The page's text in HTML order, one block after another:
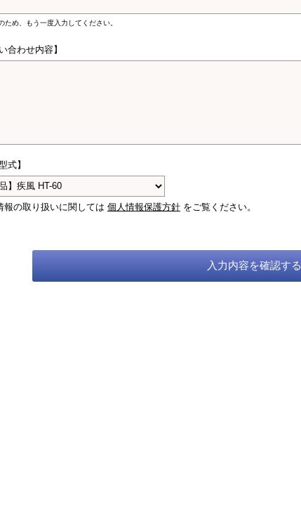
ため、もう一度入力してください。
合わせ内容】
式】
報の取り扱いに関しては 個人情報保護方針 をご覧ください。
入力内容を確認する